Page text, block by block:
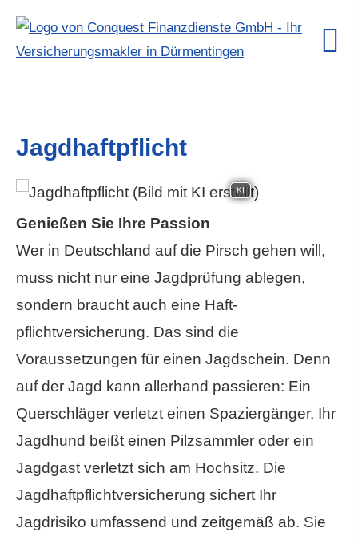
Jagdhaftpflicht
KI
Genießen Sie Ihre Passion
Wer in Deutschland auf die Pirsch gehen will,
muss nicht nur eine Jagdprüfung ablegen,
sondern braucht auch eine Haft­
pflichtversicherung. Das sind die
Voraussetzungen für einen Jagdschein. Denn
auf der Jagd kann allerhand passieren: Ein
Querschläger verletzt einen Spaziergänger, Ihr
Jagdhund beißt einen Pilzsammler oder ein
Jagdgast verletzt sich am Hochsitz. Die
Jagdhaftpflichtversicherung sichert Ihr
Jagdrisiko umfassend und zeitgemäß ab. Sie